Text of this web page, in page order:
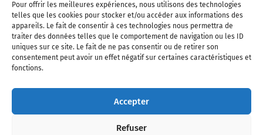
Pour offrir les meilleures expériences, nous utilisons des technologies
telles que les cookies pour stocker et/ou accéder aux informations des
appareils. Le fait de consentir à ces technologies nous permettra de
traiter des données telles que le comportement de navigation ou les ID
uniques sur ce site. Le fait de ne pas consentir ou de retirer son
consentement peut avoir un effet négatif sur certaines caractéristiques et
fonctions.
Accepter
Refuser
Qui sommes-nous ? Nous contacter
Partenaires
Mentions légales
CGV Politique de confidentialité Cookies
l'industrie aéronautique, l'aviation commerciale, l'aviation d'affaires, les
services MRO et après-vente, le financement et la location d'aéronefs
civils, l'aéronautique de défense et l'industrie spatiale. Toute reproduction,